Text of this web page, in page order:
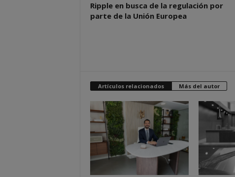
Ripple en busca de la regulación por
parte de la Unión Europea
Artículos relacionados Más del autor